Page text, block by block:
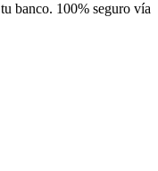
banco. 100% seguro vía